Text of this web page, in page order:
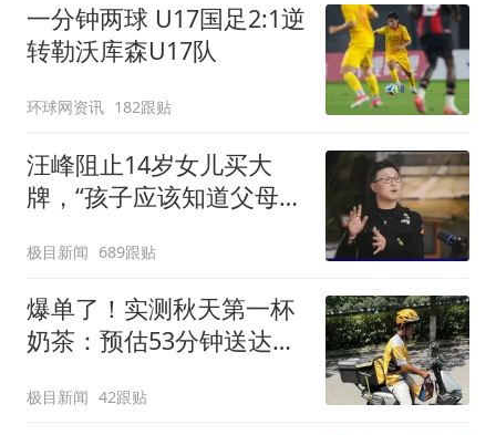
一分钟两球 U17国足2:1逆
转勒沃库森U17队
环球网资讯 182跟贴
汪峰阻止14岁女儿买大
牌，“孩子应该知道父母的
都在淘宝
极目新闻 689跟贴
爆单了！实测秋天第一杯
奶茶：预估53分钟送达，
极目新闻 42跟贴